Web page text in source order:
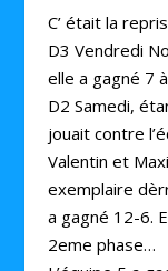
C’ était la
D3 Vendredi
elle a gagné 7
D2 Samedi,
jouait contre
Valentin et
exemplaire
a gagné 12-6.
2eme phase…